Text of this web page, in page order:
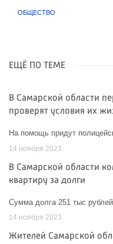
ОБЩЕСТВО
ЕЩЁ ПО ТЕМЕ
В Самарской области
проверят условия их
На помощь придут
14 ноября 2023
В Самарской области
квартиру за долги
Сумма долга 251 тыс рублей
14 ноября 2023
Жителей Самарской